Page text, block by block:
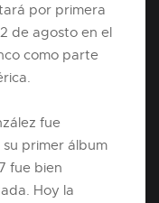
por primera
de agosto en el
como parte
fue
primer álbum
fue bien
Hoy la